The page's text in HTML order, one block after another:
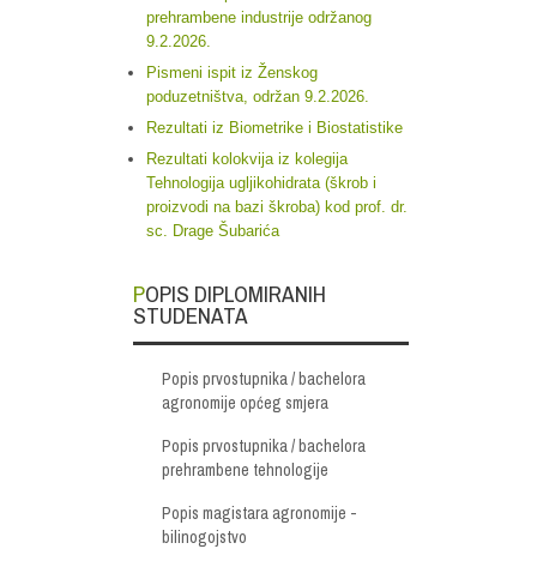
prehrambene industrije održanog
9.2.2026.
Pismeni ispit iz Ženskog
poduzetništva, održan 9.2.2026.
Rezultati iz Biometrike i Biostatistike
Rezultati kolokvija iz kolegija
Tehnologija ugljikohidrata (škrob i
proizvodi na bazi škroba) kod prof. dr.
sc. Drage Šubarića
POPIS DIPLOMIRANIH
STUDENATA
Popis prvostupnika / bachelora
agronomije općeg smjera
Popis prvostupnika / bachelora
prehrambene tehnologije
Popis magistara agronomije -
bilinogojstvo